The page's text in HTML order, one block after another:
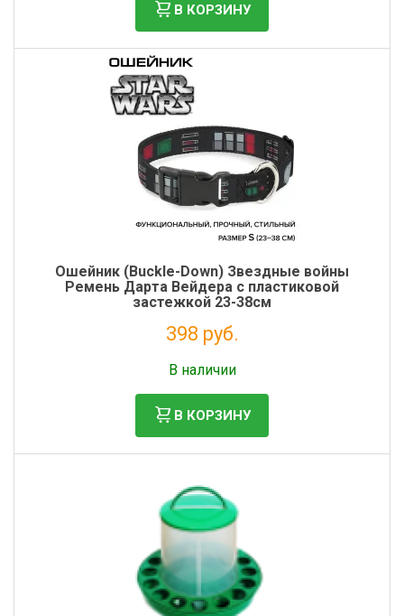
В КОРЗИНУ
Ошейник (Buckle-Down) Звездные войны
Ремень Дарта Вейдера с пластиковой
застежкой 23-38см
398 руб.
В наличии
В КОРЗИНУ